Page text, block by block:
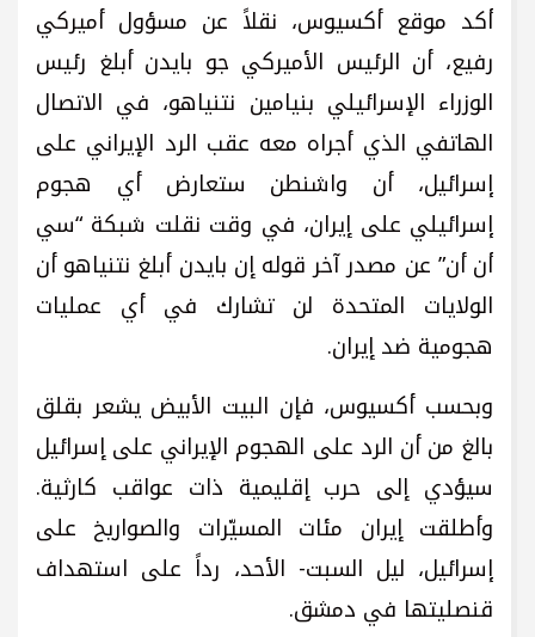
أكد موقع أكسيوس، نقلاً عن مسؤول أميركي
رفيع، أن الرئيس الأميركي جو بايدن أبلغ رئيس
الوزراء الإسرائيلي بنيامين نتنياهو، في الاتصال
الهاتفي الذي أجراه معه عقب الرد الإيراني على
إسرائيل، أن واشنطن ستعارض أي هجوم
إسرائيلي على إيران، في وقت نقلت شبكة “سي
أن أن” عن مصدر آخر قوله إن بايدن أبلغ نتنياهو أن
الولايات المتحدة لن تشارك في أي عمليات
هجومية ضد إيران.
وبحسب أكسيوس، فإن البيت الأبيض يشعر بقلق
بالغ من أن الرد على الهجوم الإيراني على إسرائيل
سيؤدي إلى حرب إقليمية ذات عواقب كارثية.
وأطلقت إيران مئات المسيّرات والصواريخ على
إسرائيل، ليل السبت- الأحد، رداً على استهداف
قنصليتها في دمشق.